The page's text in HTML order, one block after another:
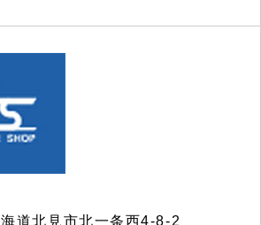
道北見市北一条西4-8-2